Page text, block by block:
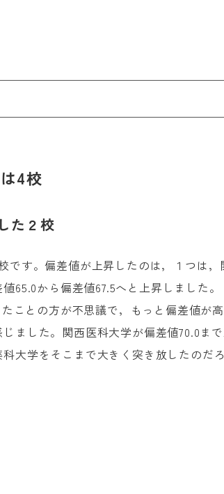
4校
た２校
です。偏差値が上昇したのは，１つは
65.0から偏差値67.5へと上昇しました。
ことの方が不思議で，もっと偏差値が
ました。関西医科大学が偏差値70.0ま
大学をそこまで大きく突き放したのだ